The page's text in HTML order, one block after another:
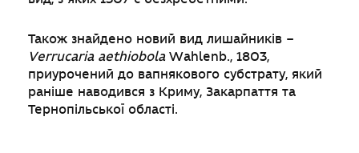
Також знайдено новий вид лишайників –
Verrucaria aethiobolaWahlenb., 1803,
приурочений до вапнякового субстрату, який
раніше наводився з Криму, Закарпаття та
Тернопільської області.